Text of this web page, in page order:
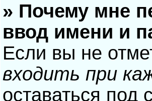
» Почему мне
ввод имени и
Если вы не
входить при
оставаться